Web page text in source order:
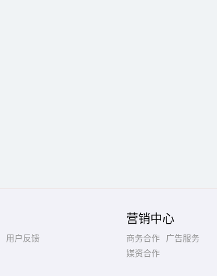
用户反馈
营销中心
商务合作
广告服务
媒资合作